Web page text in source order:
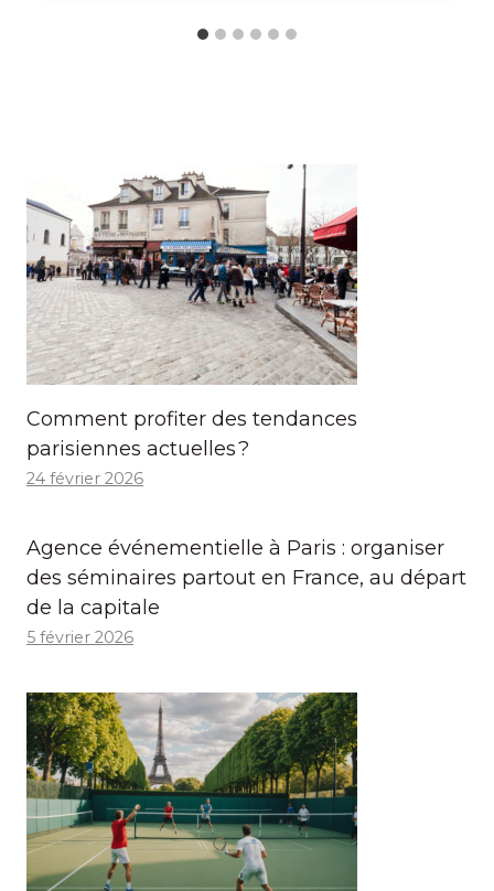
Comment profiter des tendances
parisiennes actuelles ?
24 février 2026
Agence événementielle à Paris : organiser
des séminaires partout en France, au départ
de la capitale
5 février 2026